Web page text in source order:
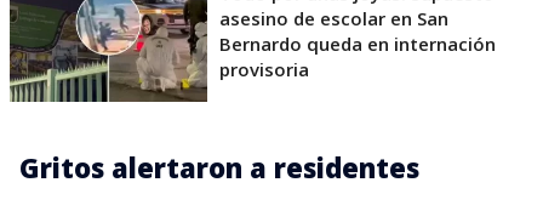
asesino de escolar en San
Bernardo queda en internación
provisoria
Gritos alertaron a residentes